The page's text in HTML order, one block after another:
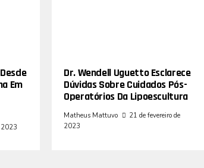
Em
2023
Dr. Wendell Uguetto Esclarece
Dúvidas Sobre Cuidados Pós-
Operatórios Da Lipoescultura
Matheus Mattuvo
21 de fevereiro de
2023